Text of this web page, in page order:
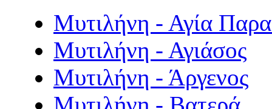
Μυτιλήνη - Αγία
Μυτιλήνη - Αγιάσος
Μυτιλήνη - Άργενος